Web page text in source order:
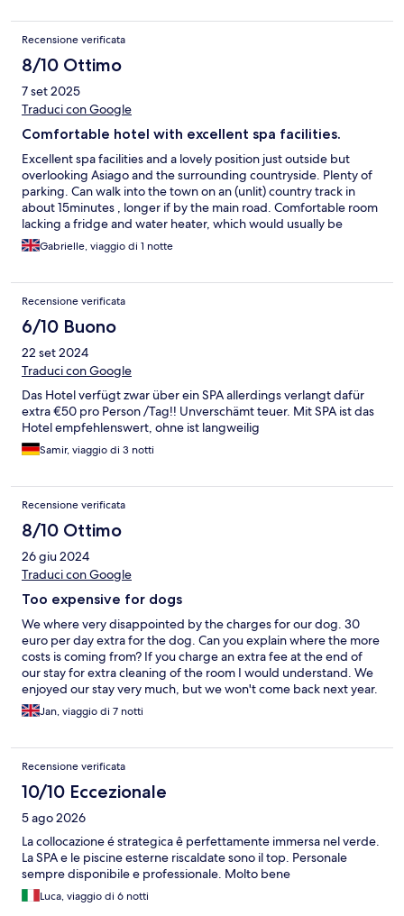
un'ora e mezzo dalle 14.00 alle 15.30. In altri posti simili non
esistono questi vincoli....
Recensione verificata
8/10 Ottimo
7 set 2025
Traduci con Google
Comfortable hotel with excellent spa facilities.
Excellent spa facilities and a lovely position just outside but
overlooking Asiago and the surrounding countryside. Plenty of
parking. Can walk into the town on an (unlit) country track in
about 15minutes , longer if by the main road. Comfortable room
lacking a fridge and water heater, which would usually be
normal for a 4 star hotel.
Gabrielle, viaggio di 1 notte
Recensione verificata
6/10 Buono
22 set 2024
Traduci con Google
Das Hotel verfügt zwar über ein SPA allerdings verlangt dafür
extra €50 pro Person /Tag!! Unverschämt teuer. Mit SPA ist das
Hotel empfehlenswert, ohne ist langweilig
Samir, viaggio di 3 notti
Recensione verificata
8/10 Ottimo
26 giu 2024
Traduci con Google
Too expensive for dogs
We where very disappointed by the charges for our dog. 30
euro per day extra for the dog. Can you explain where the more
costs is coming from? If you charge an extra fee at the end of
our stay for extra cleaning of the room I would understand. We
enjoyed our stay very much, but we won't come back next year.
Jan, viaggio di 7 notti
Recensione verificata
10/10 Eccezionale
5 ago 2026
La collocazione é strategica ê perfettamente immersa nel verde.
La SPA e le piscine esterne riscaldate sono il top. Personale
sempre disponibile e professionale. Molto bene
Luca, viaggio di 6 notti